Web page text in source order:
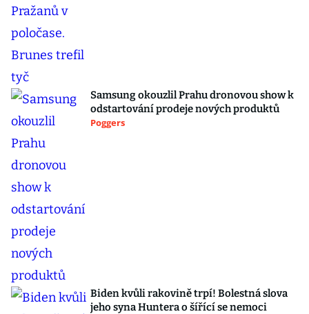
Samsung okouzlil Prahu dronovou show k
odstartování prodeje nových produktů
Poggers
Biden kvůli rakovině trpí! Bolestná slova
jeho syna Huntera o šířící se nemoci